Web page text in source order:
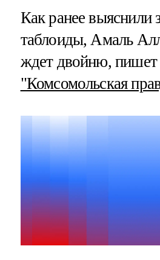
Как ранее выяснили
таблоиды, Амаль
ждет двойню, пишет
"Комсомольская